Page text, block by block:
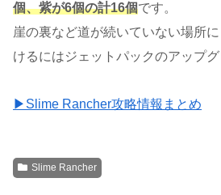
個、紫が6個の計16個です。
崖の裏など道が続いていない場所
けるにはジェットパックのアップグ
▶Slime Rancher攻略情報まとめ
Slime Rancher